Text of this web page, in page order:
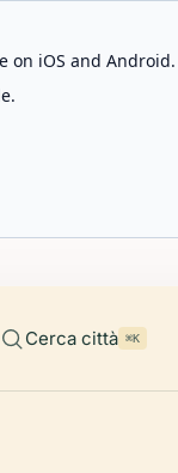
on iOS and Android.
Cerca città ⌘K